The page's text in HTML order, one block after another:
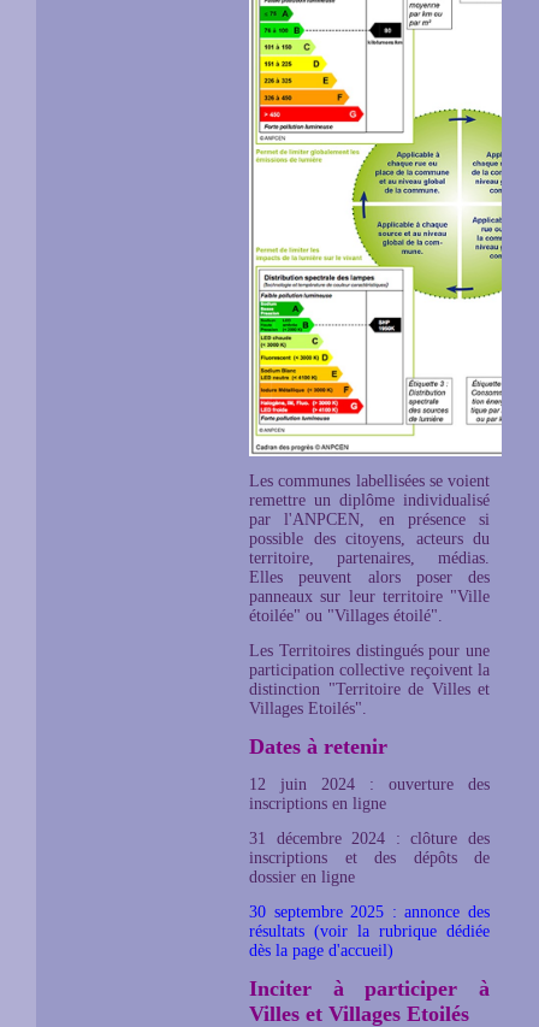
Les communes labellisées se voient
remettre un diplôme individualisé
par l'ANPCEN, en présence si
possible des citoyens, acteurs du
territoire, partenaires, médias.
Elles peuvent alors poser des
panneaux sur leur territoire "Ville
étoilée" ou "Villages étoilé".
Les Territoires distingués pour une
participation collective reçoivent la
distinction "Territoire de Villes et
Villages Etoilés".
Dates à retenir
12 juin 2024 : ouverture des
inscriptions en ligne
31 décembre 2024 : clôture des
inscriptions et des dépôts de
dossier en ligne
30 septembre 2025 : annonce des
résultats (voir la rubrique dédiée
dès la page d'accueil)
Inciter à participer à
Villes et Villages Etoilés